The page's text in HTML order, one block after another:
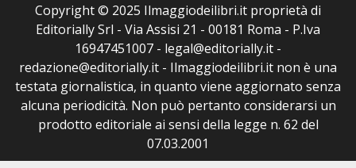
Copyright © 2025 Ilmaggiodeilibri.it proprietà di
Editorially Srl - Via Assisi 21 - 00181 Roma - P.Iva
16947451007 - legal@editorially.it -
redazione@editorially.it - Ilmaggiodeilibri.it non è una
testata giornalistica, in quanto viene aggiornato senza
alcuna periodicità. Non può pertanto considerarsi un
prodotto editoriale ai sensi della legge n. 62 del
07.03.2001